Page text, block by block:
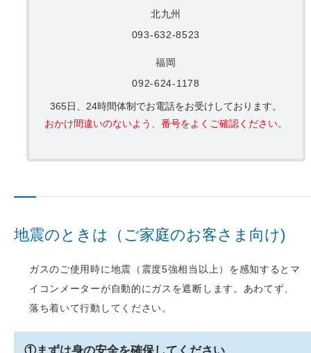
北九州
093-632-8523
福岡
092-624-1178
365日、24時間体制でお電話をお受けしております。
おかけ間違いのないよう、番号をよくご確認ください。
地震のときは（ご家庭のお客さま向け)
ガスのご使用時に地震（震度5強相当以上）を感知するとマ
イコンメーターが自動的にガスを遮断します。あわてず、
落ち着いて行動してください。